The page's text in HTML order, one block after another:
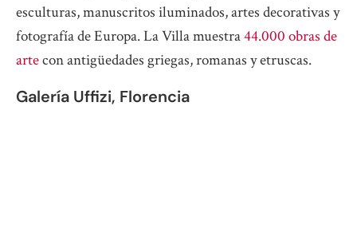
esculturas, manuscritos iluminados, artes decorativas y
fotografía de Europa. La Villa muestra44.000 obras de
artecon antigüedades griegas, romanas y etruscas.
Galería Uffizi, Florencia